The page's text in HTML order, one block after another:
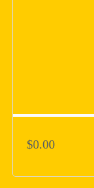
$0.00